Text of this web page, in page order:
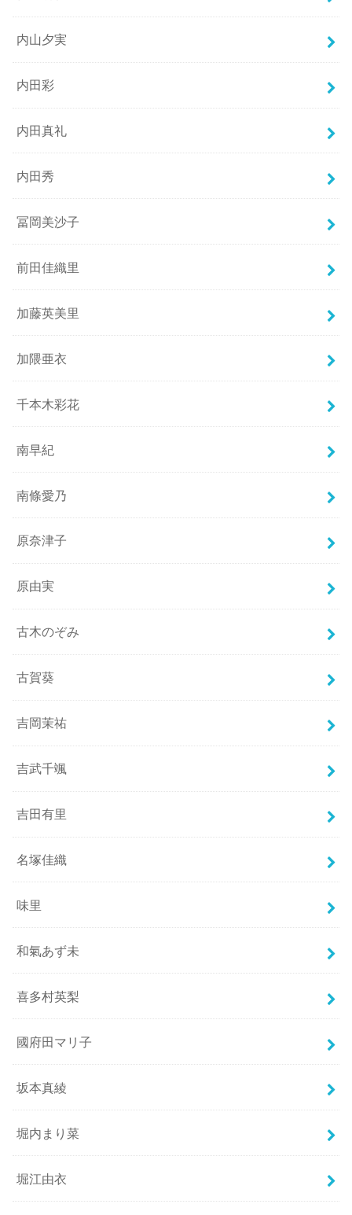
内山夕実
内田彩
内田真礼
内田秀
冨岡美沙子
前田佳織里
加藤英美里
加隈亜衣
千本木彩花
南早紀
南條愛乃
原奈津子
原由実
古木のぞみ
古賀葵
吉岡茉祐
吉武千颯
吉田有里
名塚佳織
味里
和氣あず未
喜多村英梨
國府田マリ子
坂本真綾
堀内まり菜
堀江由衣